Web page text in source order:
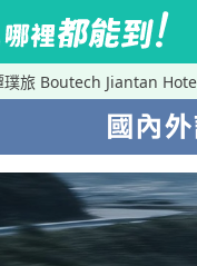
璞旅 Boutech Jiantan